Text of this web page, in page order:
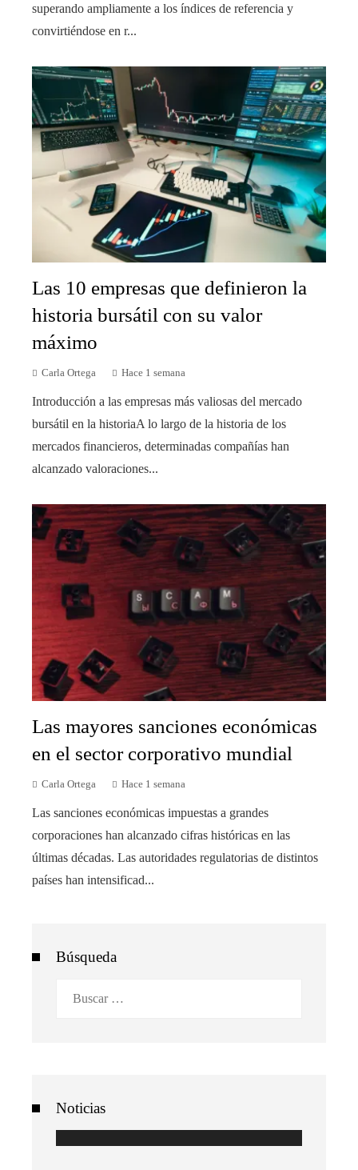
superando ampliamente a los índices de referencia y
convirtiéndose en r...
Las 10 empresas que definieron la
historia bursátil con su valor
máximo
Carla Ortega Hace 1 semana
Introducción a las empresas más valiosas del mercado
bursátil en la historiaA lo largo de la historia de los
mercados financieros, determinadas compañías han
alcanzado valoraciones...
Las mayores sanciones económicas
en el sector corporativo mundial
Carla Ortega Hace 1 semana
Las sanciones económicas impuestas a grandes
corporaciones han alcanzado cifras históricas en las
últimas décadas. Las autoridades regulatorias de distintos
países han intensificad...
Búsqueda
Noticias